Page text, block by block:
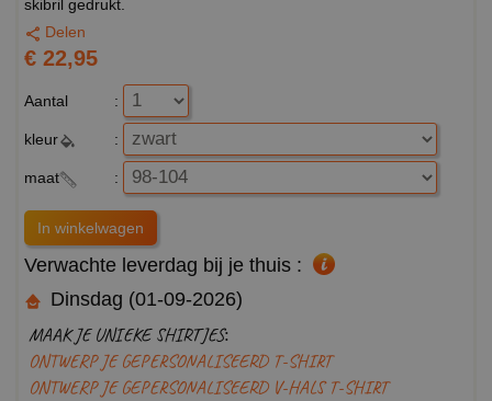
skibril gedrukt.
Delen
€ 22,95
Aantal :
kleur :
maat :
Verwachte leverdag bij je thuis :
Dinsdag (01-09-2026)
MAAK JE UNIEKE SHIRTJES:
ONTWERP JE GEPERSONALISEERD T-SHIRT
ONTWERP JE GEPERSONALISEERD V-HALS T-SHIRT